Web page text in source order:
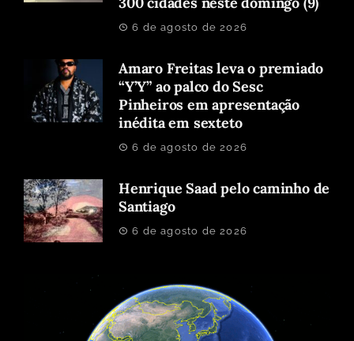
6 de agosto de 2026
Amaro Freitas leva o premiado
“Y’Y” ao palco do Sesc
Pinheiros em apresentação
inédita em sexteto
6 de agosto de 2026
Henrique Saad pelo caminho de
Santiago
6 de agosto de 2026